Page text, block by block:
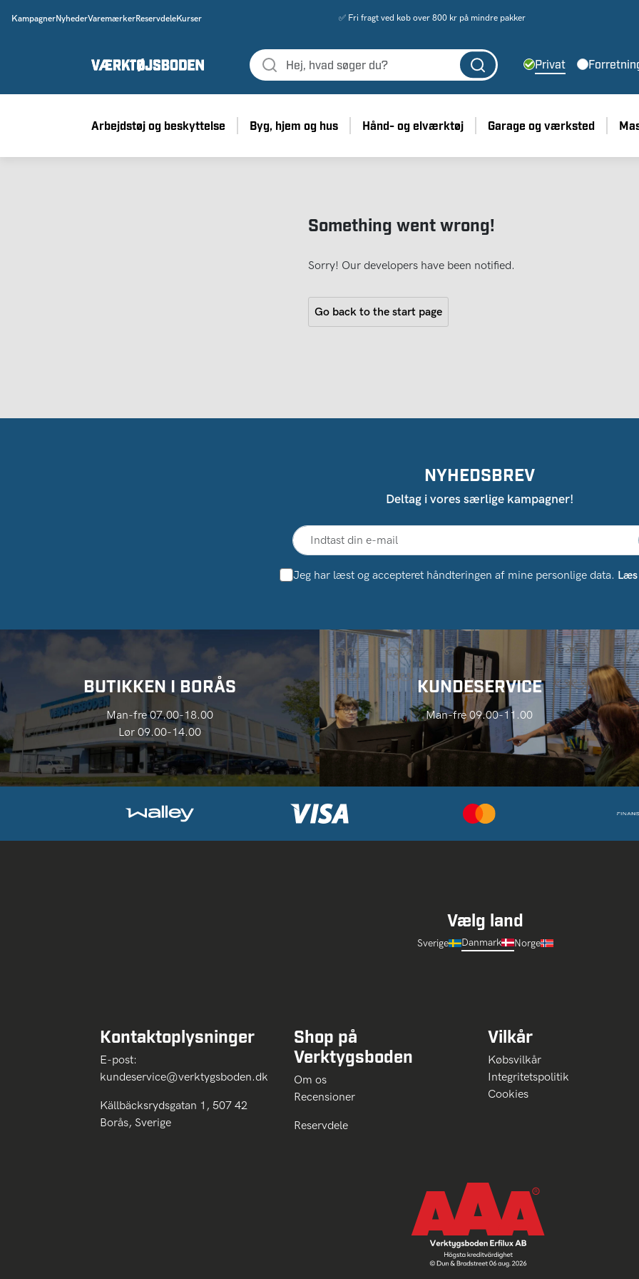
KampagnerNyhederVaremærkerReservdeleKurser ✅ Fri fragt ved køb over 800 kr på mindre pakker
Privat
Arbejdstøj og beskyttelse Byg, hjem og hus Hånd- og elværktøj Garage og værksted
Something went wrong!
Sorry! Our developers have been notified.
Go back to the start page
NYHEDSBREV
Deltag i vores særlige kampagner!
Jeg har læst og accepteret håndteringen af ​​mine personlige data.
BUTIKKEN I BORÅS
Man-fre 07.00-18.00
Lør 09.00-14.00
KUNDESERVICE
Man-fre 09.00-11.00
Vælg land
Sverige Danmark Norge
Kontaktoplysninger
E-post:
kundeservice@verktygsboden.dk
Källbäcksrydsgatan 1, 507 42
Borås, Sverige
Shop på
Verktygsboden
Om os
Recensioner
Reservdele
Vilkår
Købsvilkår
Integritetspolitik
Cookies